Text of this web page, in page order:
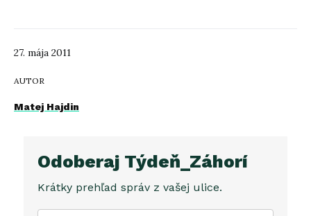
27. mája 2011
AUTOR
Matej Hajdin
Odoberaj Týdeň_Záhorí
Krátky prehľad správ z vašej ulice.